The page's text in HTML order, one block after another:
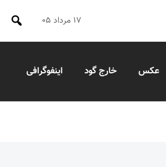
۱۷ مرداد ۰۵
عکس خارج گود اینفوگرافی